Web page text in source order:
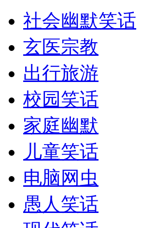
社会幽默笑话
玄医宗教
出行旅游
校园笑话
家庭幽默
儿童笑话
电脑网虫
愚人笑话